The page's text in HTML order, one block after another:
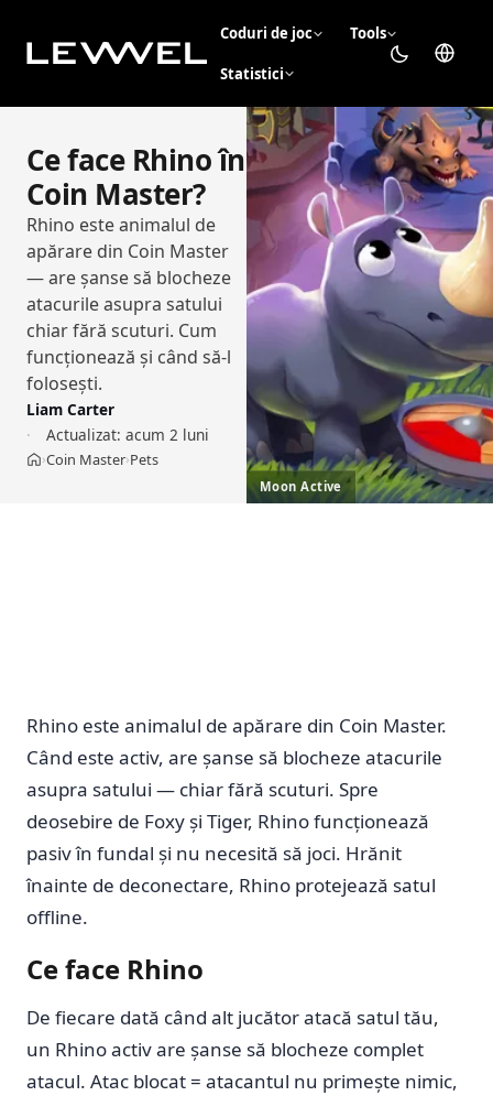
Coduri de joc Tools
Statistici
Ce face Rhino în
Coin Master?
Rhino este animalul de
apărare din Coin Master
— are șanse să blocheze
atacurile asupra satului
chiar fără scuturi. Cum
funcționează și când să-l
folosești.
Liam Carter
Actualizat: acum 2 luni
Acasă
›Coin Master›Pets
Moon Active
Rhino este animalul de apărare din Coin Master.
Când este activ, are șanse să blocheze atacurile
asupra satului — chiar fără scuturi. Spre
deosebire de Foxy și Tiger, Rhino funcționează
pasiv în fundal și nu necesită să joci. Hrănit
înainte de deconectare, Rhino protejează satul
offline.
Ce face Rhino
De fiecare dată când alt jucător atacă satul tău,
un Rhino activ are șanse să blocheze complet
atacul. Atac blocat = atacantul nu primește nimic,